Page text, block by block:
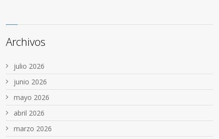
Archivos
julio 2026
junio 2026
mayo 2026
abril 2026
marzo 2026